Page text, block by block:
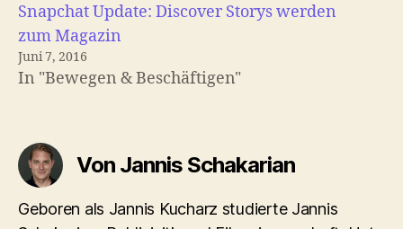
Snapchat Update: Discover Storys werden
zum Magazin
Juni 7, 2016
In "Bewegen & Beschäftigen"
Von Jannis Schakarian
Geboren als Jannis Kucharz studierte Jannis